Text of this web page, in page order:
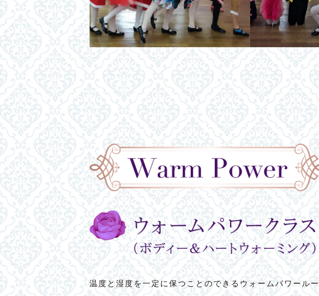
温度と湿度を一定に保つことのできるウォームパワールー